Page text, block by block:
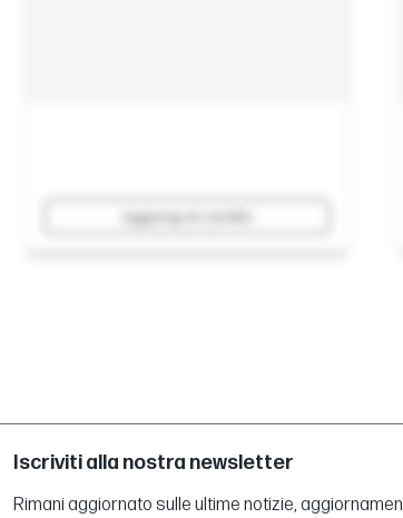
Aggiungi al carrello
Iscriviti alla nostra newsletter
Rimani aggiornato sulle ultime notizie,